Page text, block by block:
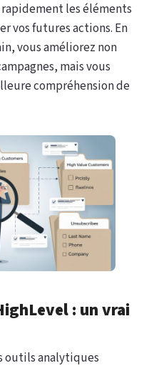
les éléments
vos futures actions. En
vous améliorez non
mais vous
compréhension de
: un vrai
outils analytiques